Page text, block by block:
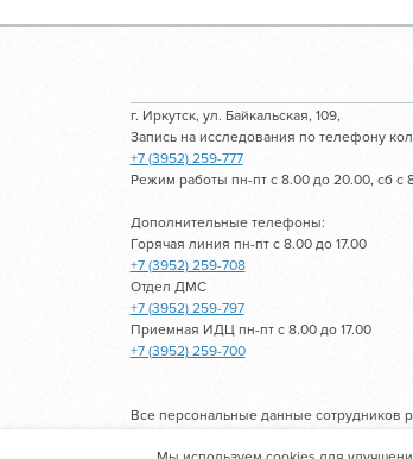
г. Иркутск, ул. Байкальская, 109,
Запись на исследования по телефону
+7 (3952) 259-777
Режим работы пн-пт с 8.00 до 20.00, сб с
Дополнительные телефоны:
Горячая линия пн-пт с 8.00 до 17.00
+7 (3952) 259-708
Отдел ДМС
+7 (3952) 259-797
Приемная ИДЦ пн-пт с 8.00 до 17.00
+7 (3952) 259-700
Все персональные данные сотрудников